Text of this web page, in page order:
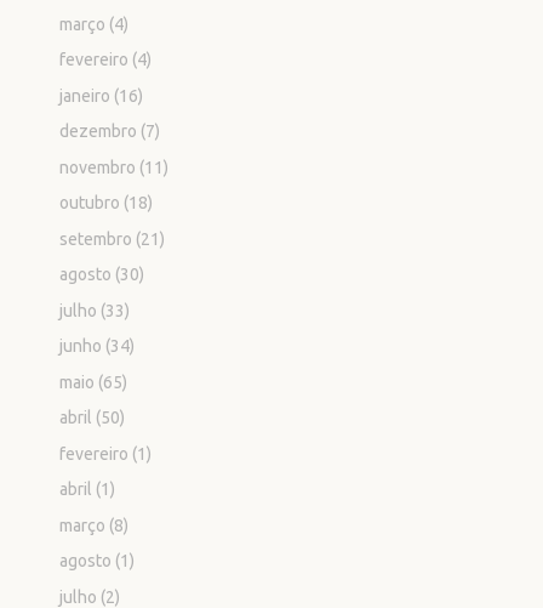
março (4)
fevereiro (4)
janeiro (16)
dezembro (7)
novembro (11)
outubro (18)
setembro (21)
agosto (30)
julho (33)
junho (34)
maio (65)
abril (50)
fevereiro (1)
abril (1)
março (8)
agosto (1)
julho (2)